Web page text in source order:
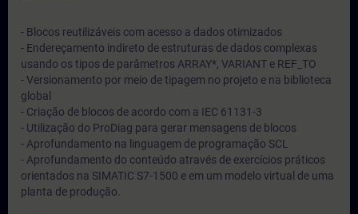
- Blocos reutilizáveis com acesso a dados otimizados
- Endereçamento indireto de estruturas de dados complexas
usando os tipos de parâmetros ARRAY*, VARIANT e REF_TO
- Versionamento por meio de tipagem no projeto e na biblioteca
global
- Criação de blocos de acordo com a IEC 61131-3
- Utilização do ProDiag para gerar mensagens de blocos
- Aprofundamento na linguagem de programação SCL
- Aprofundamento do conteúdo através de exercícios práticos
orientados na SIMATIC S7-1500 e em um modelo virtual de uma
planta de produção.